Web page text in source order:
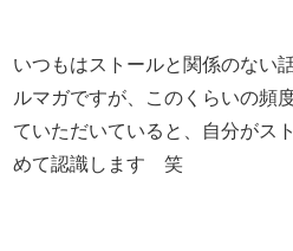
いつもはストールと関係のない
ルマガですが、このくらいの頻
ていただいていると、自分がス
めて認識します 笑